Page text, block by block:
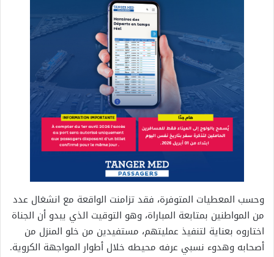
وحسب المعطيات المتوفرة، فقد تزامنت الواقعة مع انشغال عدد
من المواطنين بمتابعة المباراة، وهو التوقيت الذي يبدو أن الجناة
اختاروه بعناية لتنفيذ عمليتهم، مستفيدين من خلو المنزل من
أصحابه وهدوء نسبي عرفه محيطه خلال أطوار المواجهة الكروية.